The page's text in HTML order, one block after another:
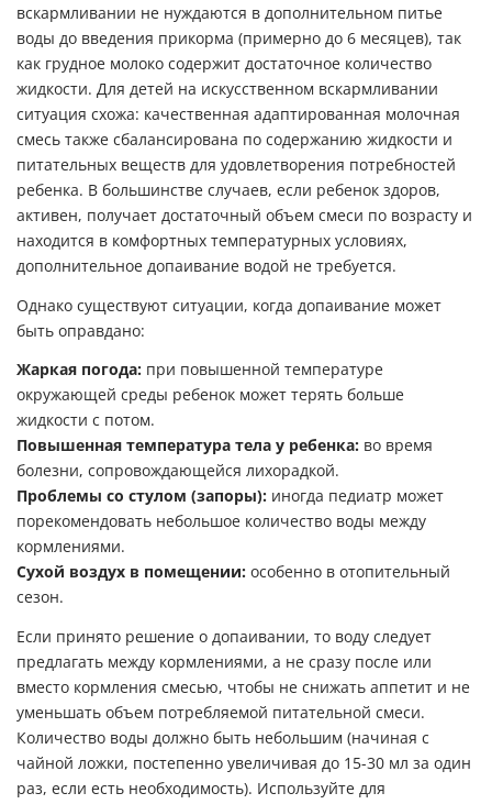
вскармливании не нуждаются в дополнительном питье
воды до введения прикорма (примерно до 6 месяцев), так
как грудное молоко содержит достаточное количество
жидкости. Для детей на искусственном вскармливании
ситуация схожа: качественная адаптированная молочная
смесь также сбалансирована по содержанию жидкости и
питательных веществ для удовлетворения потребностей
ребенка. В большинстве случаев, если ребенок здоров,
активен, получает достаточный объем смеси по возрасту и
находится в комфортных температурных условиях,
дополнительное допаивание водой не требуется.
Однако существуют ситуации, когда допаивание может
быть оправдано:
Жаркая погода: при повышенной температуре
окружающей среды ребенок может терять больше
жидкости с потом.
Повышенная температура тела у ребенка: во время
болезни, сопровождающейся лихорадкой.
Проблемы со стулом (запоры): иногда педиатр может
порекомендовать небольшое количество воды между
кормлениями.
Сухой воздух в помещении: особенно в отопительный
сезон.
Если принято решение о допаивании, то воду следует
предлагать между кормлениями, а не сразу после или
вместо кормления смесью, чтобы не снижать аппетит и не
уменьшать объем потребляемой питательной смеси.
Количество воды должно быть небольшим (начиная с
чайной ложки, постепенно увеличивая до 15-30 мл за один
раз, если есть необходимость). Используйте для